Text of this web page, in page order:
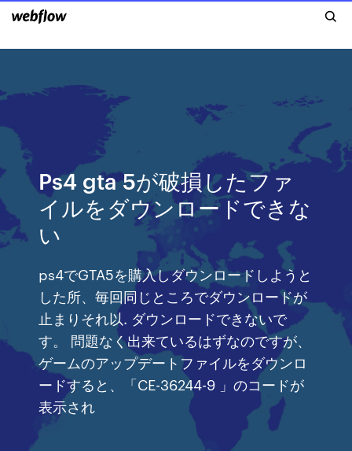
Ps4 gta 5が破損したファ
イルをダウンロードできな
い
ps4でGTA5を購入しダウンロードしようと
した所、毎回同じところでダウンロードが
止まりそれ以. ダウンロードできないで
す。 問題なく出来ているはずなのですが、
ゲームのアップデートファイルをダウンロ
ードすると、「CE-36244-9 」のコードが
表示され